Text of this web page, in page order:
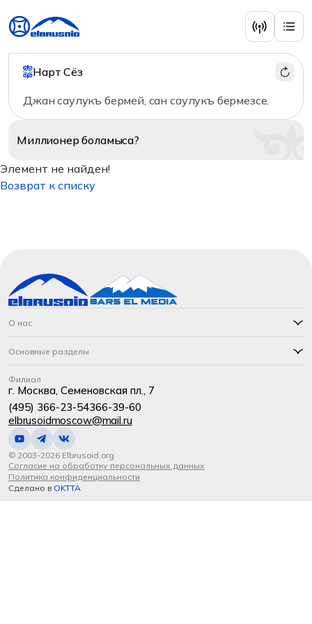
Нарт Сёз
Джан саулукъ бермей, сан саулукъ бермезсе.
Миллионерболамыса?
Элемент не найден!
Возврат к списку
О нас
Основные разделы
Филиал
г. Москва, Семеновская пл., 7
(495) 366-23-54366-39-60
elbrusoidmoscow@mail.ru
© 2003-2026 Elbrusoid.org
Согласие на обработку персональных данных
Политика конфиденциальности
Сделано в OKTTA